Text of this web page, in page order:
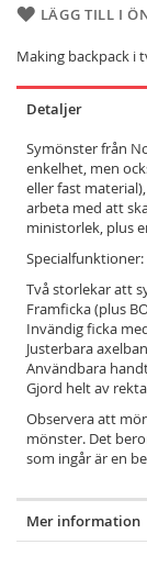
LÄGG TILL I
Making backpack i
Detaljer
Symönster från
enkelhet, men
eller fast
arbeta med att
ministorlek, plus
Specialfunktioner:
Två storlekar att
Framficka (plus
Invändig ficka
Justerbara
Användbara
Gjord helt av
Observera att
mönster. Det
som ingår är en
Mer information